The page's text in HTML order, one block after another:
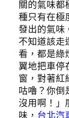
關的氣味都
種只有在極
發出的氣味
不知道該走
看，都是綠
翼地把車停
窗，對著紅
咕嚕？你倒
沒用啊！」
味， 台北汽